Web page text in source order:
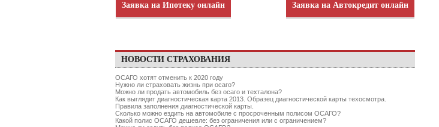
Заявка на Ипотеку онлайн Заявка на Автокредит онлайн
НОВОСТИ СТРАХОВАНИЯ
ОСАГО хотят отменить к 2020 году
Нужно ли страховать жизнь при осаго?
Можно ли продать автомобиль без осаго и техталона?
Как выглядит диагностическая карта 2013. Образец диагностической карты техосмотра.
Правила заполнения диагностической карты.
Сколько можно ездить на автомобиле с просроченным полисом ОСАГО?
Какой полис ОСАГО дешевле: без ограничения или с ограничением?